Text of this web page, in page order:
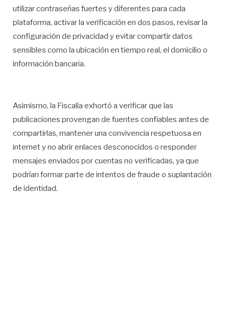
utilizar contraseñas fuertes y diferentes para cada
plataforma, activar la verificación en dos pasos, revisar la
configuración de privacidad y evitar compartir datos
sensibles como la ubicación en tiempo real, el domicilio o
información bancaria.
Asimismo, la Fiscalía exhortó a verificar que las
publicaciones provengan de fuentes confiables antes de
compartirlas, mantener una convivencia respetuosa en
internet y no abrir enlaces desconocidos o responder
mensajes enviados por cuentas no verificadas, ya que
podrían formar parte de intentos de fraude o suplantación
de identidad.